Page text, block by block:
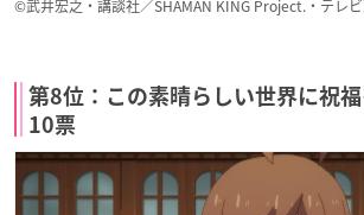
©武井宏之・講談社／SHAMAN KING Project.・テレ
第8位：この素晴らしい世界に祝
10票